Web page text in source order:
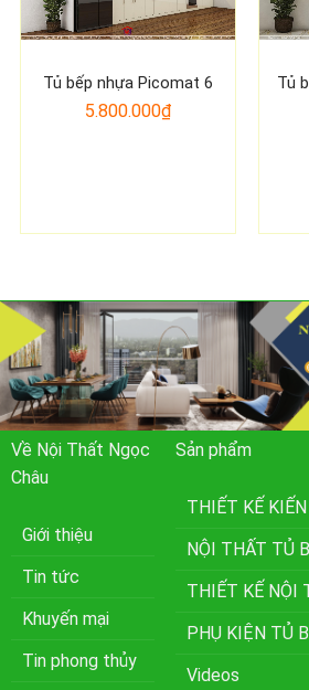
Tủ bếp nhựa Picomat 6
5.800.000₫
Tủ
Về Nội Thất Ngọc
Châu
Giới thiệu
Tin tức
Khuyến mại
Tin phong thủy
Sản phẩm
THIẾT KẾ
NỘI THẤT TỦ
THIẾT KẾ NỘI
PHỤ KIỆN TỦ
Videos